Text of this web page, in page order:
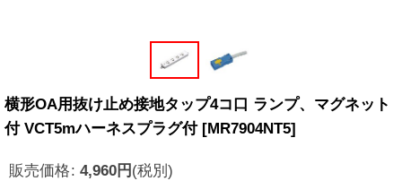
横形OA用抜け止め接地タップ4コ口 ランプ、マグネット
付 VCT5mハーネスプラグ付 [MR7904NT5]
販売価格: 4,960円 (税別)